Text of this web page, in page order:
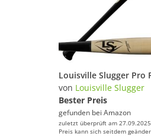
von Louisville Slugger
Bester Preis
gefunden bei Amazon
zuletzt überprüft am
Preis kann sich seitdem